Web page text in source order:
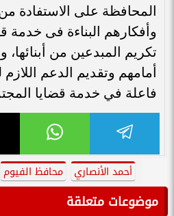
المحافظة على الاستفادة
وأفكارهم البناءة فى خدمة
تكريم المبدعين من أبنائها،
أمامهم وتقديم الدعم
فاعلة في خدمة قضايا
أحمد الأنصاري محافظ الفيوم
موضوعات متعلقة